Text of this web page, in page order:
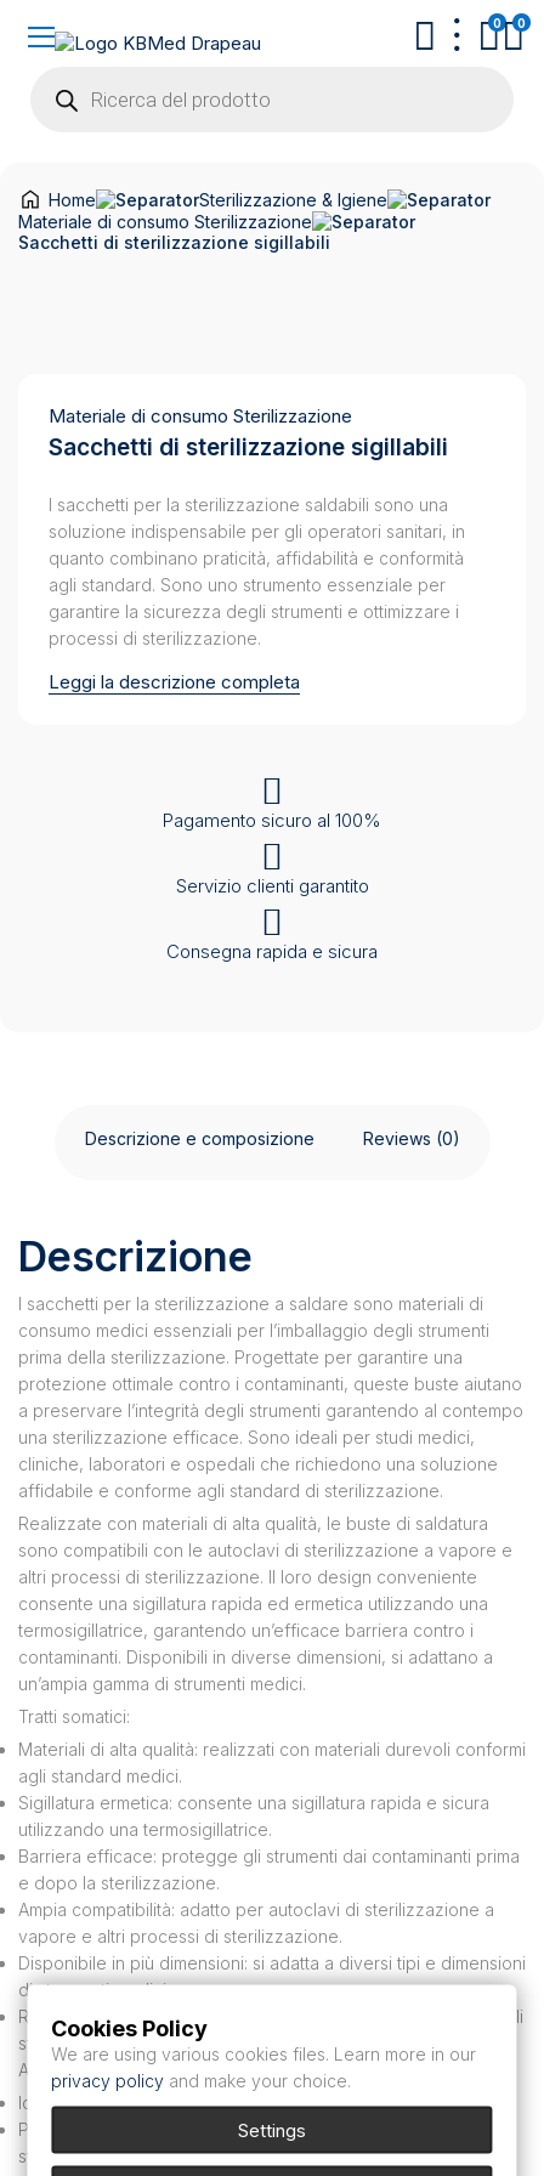
search
0 0
Home
Sterilizzazione & Igiene
Materiale di consumo Sterilizzazione
Sacchetti di sterilizzazione sigillabili
Materiale di consumo Sterilizzazione
Sacchetti di sterilizzazione sigillabili
I sacchetti per la sterilizzazione saldabili sono una
soluzione indispensabile per gli operatori sanitari, in
quanto combinano praticità, affidabilità e conformità
agli standard. Sono uno strumento essenziale per
garantire la sicurezza degli strumenti e ottimizzare i
processi di sterilizzazione.
Leggi la descrizione completa
Pagamento sicuro al 100%
Servizio clienti garantito
Consegna rapida e sicura
Descrizione e composizione Reviews (0)
Descrizione
I sacchetti per la sterilizzazione a saldare sono materiali di
consumo medici essenziali per l’imballaggio degli strumenti
prima della sterilizzazione. Progettate per garantire una
protezione ottimale contro i contaminanti, queste buste aiutano
a preservare l’integrità degli strumenti garantendo al contempo
una sterilizzazione efficace. Sono ideali per studi medici,
cliniche, laboratori e ospedali che richiedono una soluzione
affidabile e conforme agli standard di sterilizzazione.
Realizzate con materiali di alta qualità, le buste di saldatura
sono compatibili con le autoclavi di sterilizzazione a vapore e
altri processi di sterilizzazione. Il loro design conveniente
consente una sigillatura rapida ed ermetica utilizzando una
termosigillatrice, garantendo un’efficace barriera contro i
contaminanti. Disponibili in diverse dimensioni, si adattano a
un’ampia gamma di strumenti medici.
Tratti somatici:
Materiali di alta qualità: realizzati con materiali durevoli conformi
agli standard medici.
Sigillatura ermetica: consente una sigillatura rapida e sicura
utilizzando una termosigillatrice.
Barriera efficace: protegge gli strumenti dai contaminanti prima
e dopo la sterilizzazione.
Ampia compatibilità: adatto per autoclavi di sterilizzazione a
vapore e altri processi di sterilizzazione.
Disponibile in più dimensioni: si adatta a diversi tipi e dimensioni
di strumenti medici.
Rispettare gli standard internazionali: soddisfare i requisiti degli
standard di sterilizzazione.
Applicazioni:
Ideale per studi medici, cliniche, laboratori e ospedali.
Progettato per il confezionamento di strumenti prima della
sterilizzazione.
Cookies Policy
We are using various cookies files. Learn more in our
privacy policy and make your choice.
Settings